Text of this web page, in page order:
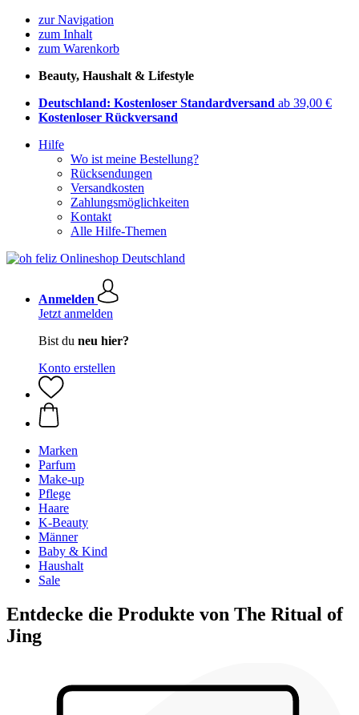
zur Navigation
zum Inhalt
zum Warenkorb
Beauty, Haushalt & Lifestyle
Deutschland: Kostenloser Standardversand ab 39,00 €
Kostenloser Rückversand
Hilfe
Wo ist meine Bestellung?
Rücksendungen
Versandkosten
Zahlungsmöglichkeiten
Kontakt
Alle Hilfe-Themen
Anmelden
Jetzt anmelden
Bist du neu hier?
Konto erstellen
Marken
Parfum
Make-up
Pflege
Haare
K-Beauty
Männer
Baby & Kind
Haushalt
Sale
Entdecke die Produkte von The Ritual of
Jing